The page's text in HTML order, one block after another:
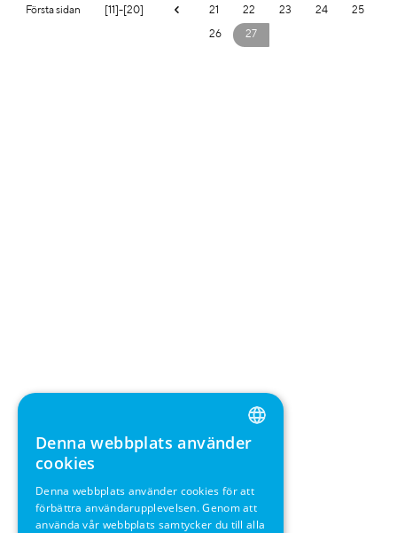
Första sidan [11]-[20] 21 22 23 24 25
26 27
ENGLISH
SWEDISH
Denna webbplats använder
cookies
Denna webbplats använder cookies för att
förbättra användarupplevelsen. Genom att
använda vår webbplats samtycker du till alla